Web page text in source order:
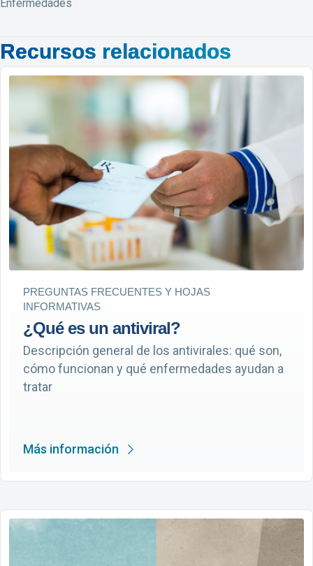
Enfermedades
Recursos relacionados
PREGUNTAS FRECUENTES Y HOJAS
INFORMATIVAS
¿Qué es un antiviral?
Descripción general de los antivirales: qué son,
cómo funcionan y qué enfermedades ayudan a
tratar
Más información